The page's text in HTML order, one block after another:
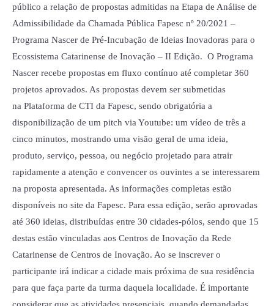
público a relação de propostas admitidas na Etapa de Análise de
Admissibilidade da Chamada Pública Fapesc nº 20/2021 –
Programa Nascer de Pré-Incubação de Ideias Inovadoras para o
Ecossistema Catarinense de Inovação – II Edição. O Programa
Nascer recebe propostas em fluxo contínuo até completar 360
projetos aprovados. As propostas devem ser submetidas
na Plataforma de CTI da Fapesc, sendo obrigatória a
disponibilização de um pitch via Youtube: um vídeo de três a
cinco minutos, mostrando uma visão geral de uma ideia,
produto, serviço, pessoa, ou negócio projetado para atrair
rapidamente a atenção e convencer os ouvintes a se interessarem
na proposta apresentada. As informações completas estão
disponíveis no site da Fapesc. Para essa edição, serão aprovadas
até 360 ideias, distribuídas entre 30 cidades-pólos, sendo que 15
destas estão vinculadas aos Centros de Inovação da Rede
Catarinense de Centros de Inovação. Ao se inscrever o
participante irá indicar a cidade mais próxima de sua residência
para que faça parte da turma daquela localidade. É importante
considerar que as atividades presenciais, quando demandadas,
NaSCer
de
pré-
incubação
de
ideias